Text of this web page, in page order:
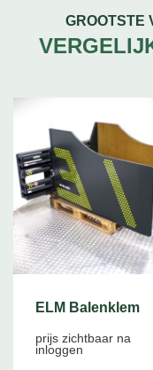
GROOTSTE
ELM Balenklem
prijs zichtbaar na
inloggen